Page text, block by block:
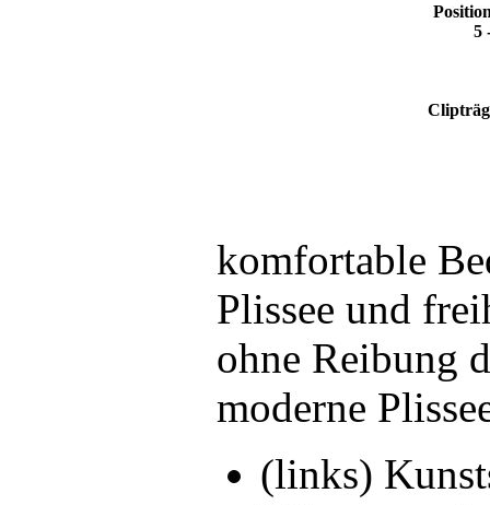
5
komfortable
Plissee und
ohne Reibung
moderne
(links)